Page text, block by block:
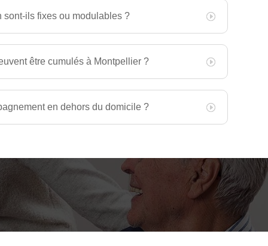
sont-ils fixes ou modulables ?
être cumulés à Montpellier ?
en dehors du domicile ?